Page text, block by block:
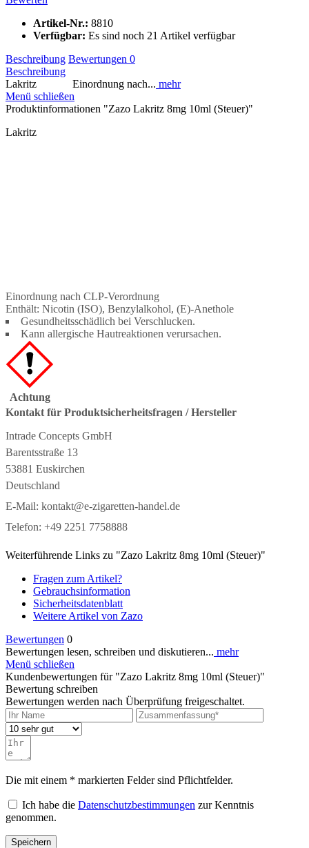
Artikel-Nr.: 8810
Verfügbar: Es sind noch 21 Artikel verfügbar
Beschreibung Bewertungen 0
Beschreibung
Lakritz Einordnung nach... mehr
Menü schließen
Produktinformationen "Zazo Lakritz 8mg 10ml (Steuer)"
Lakritz
Einordnung nach CLP-Verordnung
Enthält: Nicotin (ISO), Benzylalkohol, (E)-Anethole
Gesundheitsschädlich bei Verschlucken.
Kann allergische Hautreaktionen verursachen.
Achtung
Kontakt für Produktsicherheitsfragen / Hersteller
Intrade Concepts GmbH
Barentsstraße 13
53881 Euskirchen
Deutschland
E-Mail: kontakt@e-zigaretten-handel.de
Telefon: +49 2251 7758888
Weiterführende Links zu "Zazo Lakritz 8mg 10ml (Steuer)"
Fragen zum Artikel?
Gebrauchsinformation
Sicherheitsdatenblatt
Weitere Artikel von Zazo
Bewertungen 0
Bewertungen lesen, schreiben und diskutieren... mehr
Menü schließen
Kundenbewertungen für "Zazo Lakritz 8mg 10ml (Steuer)"
Bewertung schreiben
Bewertungen werden nach Überprüfung freigeschaltet.
Die mit einem * markierten Felder sind Pflichtfelder.
Ich habe die Datenschutzbestimmungen zur Kenntnis
genommen.
Speichern